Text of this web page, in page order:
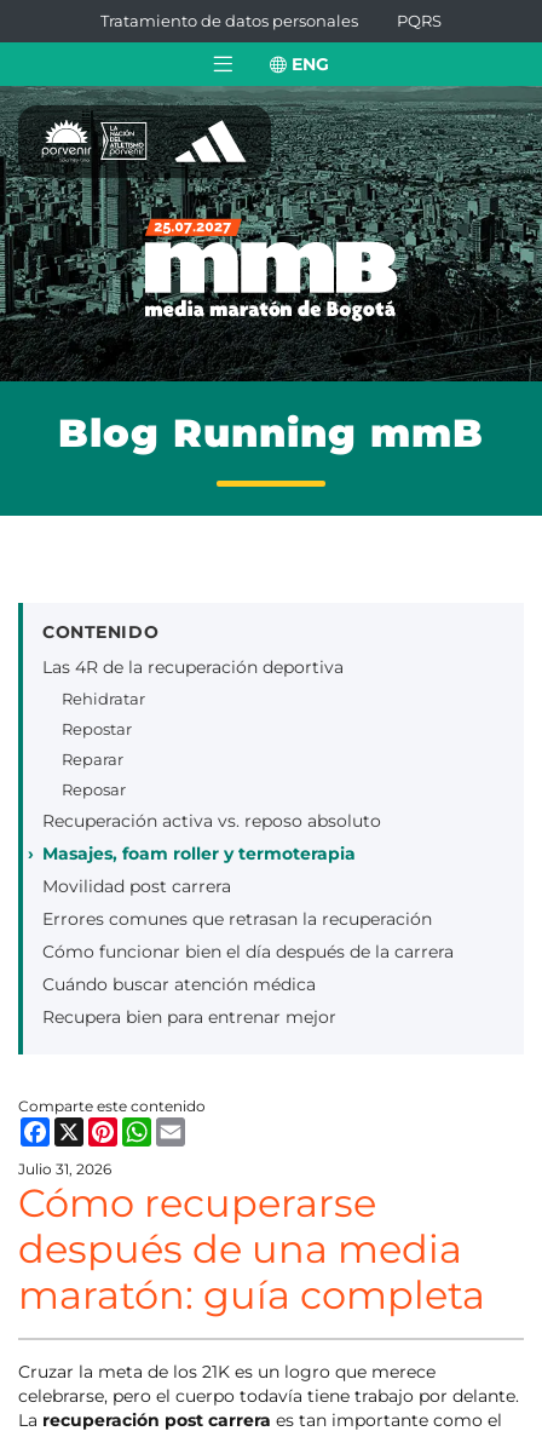
Tratamiento de datos personales PQRS
ENG
Blog Running mmB
CONTENIDO
Las 4R de la recuperación deportiva
Rehidratar
Repostar
Reparar
Reposar
Recuperación activa vs. reposo absoluto
Masajes, foam roller y termoterapia
Movilidad post carrera
Errores comunes que retrasan la recuperación
Cómo funcionar bien el día después de la carrera
Cuándo buscar atención médica
Recupera bien para entrenar mejor
Comparte este contenido
Facebook
X PinterestWhatsApp
Julio 31, 2026
Cómo recuperarse
después de una media
maratón: guía completa
Cruzar la meta de los 21K es un logro que merece
celebrarse, pero el cuerpo todavía tiene trabajo por delante.
La recuperación post carrera es tan importante como el